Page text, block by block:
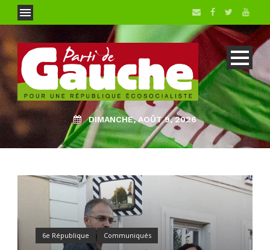
DIMANCHE, AOÛT 9, 2026
6e République Communiqués